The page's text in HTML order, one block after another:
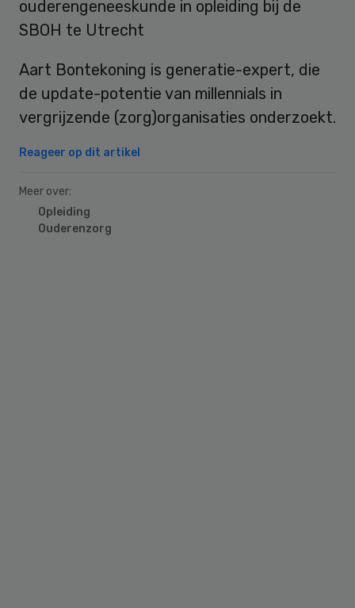
ouderengeneeskunde in opleiding bij de
SBOH te Utrecht
Aart Bontekoning is generatie-expert, die
de update-potentie van millennials in
vergrijzende (zorg)organisaties onderzoekt.
Reageer op dit artikel
Meer over:
Opleiding
Ouderenzorg